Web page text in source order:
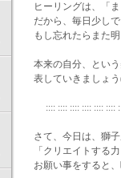
ヒーリングは、「
だから、毎日少し
もし忘れたらまた
本来の自分、とい
表していきましょ
:::: :::: :::: :::: :::: ::::
さて、今日は、獅
「クリエイトする
お願い事をすると